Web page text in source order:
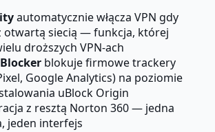
automatycznie włącza VPN gdy
otwartą siecią — funkcja, której
droższych VPN-ach
blokuje firmowe trackery
Google Analytics) na poziomie
uBlock Origin
z resztą Norton 360 — jedna
jeden interfejs